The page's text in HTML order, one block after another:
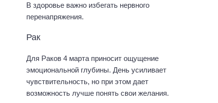
В здоровье важно избегать нервного
перенапряжения.
Рак
Для Раков 4 марта приносит ощущение
эмоциональной глубины. День усиливает
чувствительность, но при этом дает
возможность лучше понять свои желания.